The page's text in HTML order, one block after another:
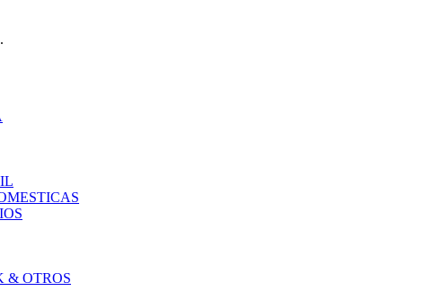
& OTROS